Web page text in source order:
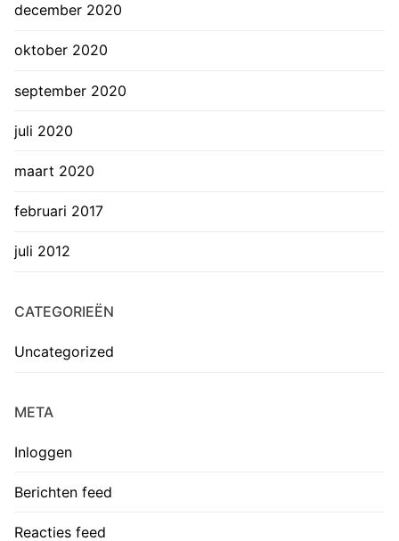
december 2020
oktober 2020
september 2020
juli 2020
maart 2020
februari 2017
juli 2012
CATEGORIEËN
Uncategorized
META
Inloggen
Berichten feed
Reacties feed